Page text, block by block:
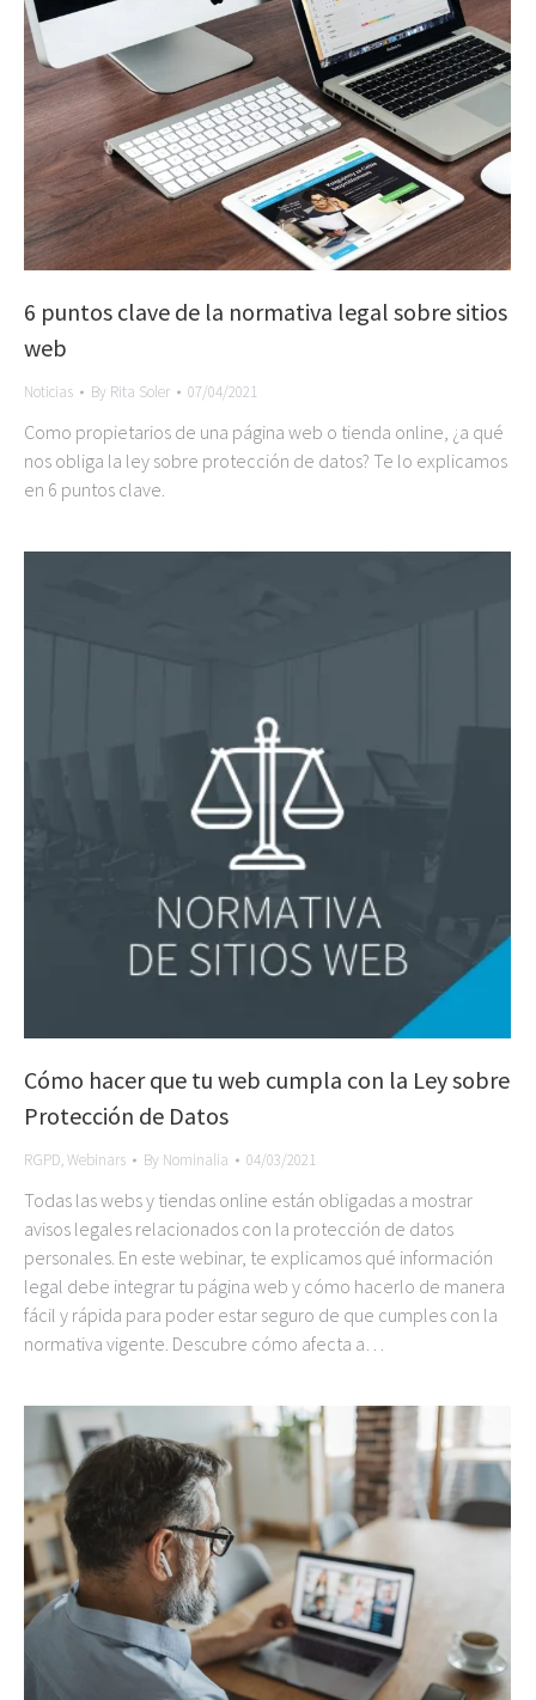
6 puntos clave de la normativa legal sobre sitios
web
Noticias By Rita Soler 07/04/2021
Como propietarios de una página web o tienda online, ¿a qué
nos obliga la ley sobre protección de datos? Te lo explicamos
en 6 puntos clave.
Cómo hacer que tu web cumpla con la Ley sobre
Protección de Datos
RGPD,Webinars By Nominalia 04/03/2021
Todas las webs y tiendas online están obligadas a mostrar
avisos legales relacionados con la protección de datos
personales. En este webinar, te explicamos qué información
legal debe integrar tu página web y cómo hacerlo de manera
fácil y rápida para poder estar seguro de que cumples con la
normativa vigente. Descubre cómo afecta a…